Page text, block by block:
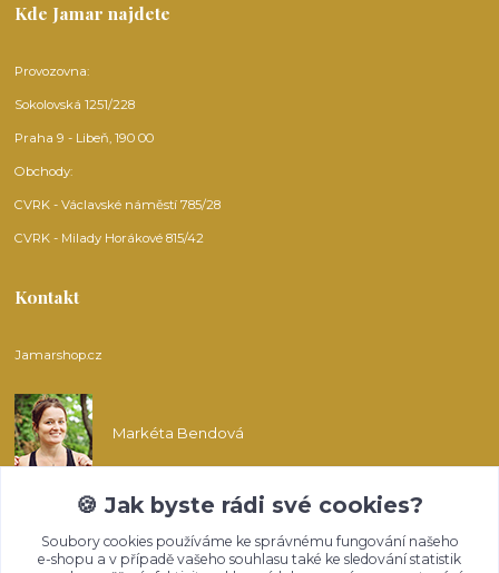
Kde Jamar najdete
Provozovna:
Sokolovská 1251/228
Praha 9 - Libeň, 190 00
Obchody:
CVRK - Václavské náměstí 785/28
CVRK - Milady Horákové 815/42
Kontakt
Jamarshop.cz
Markéta Bendová
info@jamarshop.cz
🍪 Jak byste rádi své cookies?
Soubory cookies používáme ke správnému fungování našeho
e-shopu a v případě vašeho souhlasu také ke sledování statistik